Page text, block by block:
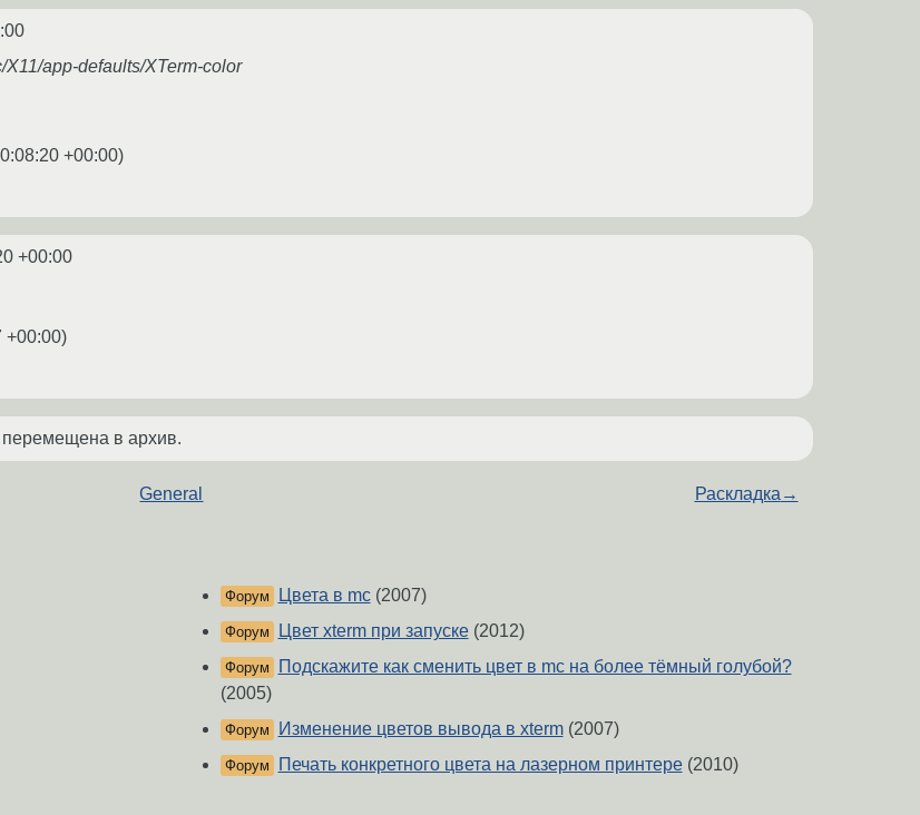
X11/app-defaults/XTerm-color
+00:00)
+00:00
+00:00)
в архив.
General Раскладка →
Форум Цвета в mc(2007)
Форум Цвет xterm при запуске(2012)
Форум
Подскажите как сменить цвет в mc на более тёмный голубой?
(2005)
Форум Изменение цветов вывода в xterm(2007)
Форум Печать конкретного цвета на лазерном принтере(2010)